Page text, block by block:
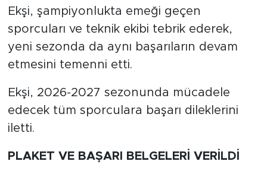
Ekşi, şampiyonlukta emeği geçen
sporcuları ve teknik ekibi tebrik ederek,
yeni sezonda da aynı başarıların devam
etmesini temenni etti.
Ekşi, 2026-2027 sezonunda mücadele
edecek tüm sporculara başarı dileklerini
iletti.
PLAKET VE BAŞARI BELGELERİ VERİLDİ